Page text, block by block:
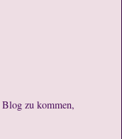
zu kommen,